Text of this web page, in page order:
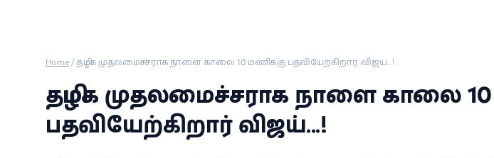
விளையாட்டு
Home/தமிழக முதலமைச்சராக நாளை காலை 10 மணிக்கு பதவியேற்கிறார் விஜய்...!
தமிழக முதலமைச்சராக நாளை காலை
பதவியேற்கிறார் விஜய்...!